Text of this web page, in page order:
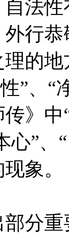
法
行
的
”、
》
心”、
象。
重